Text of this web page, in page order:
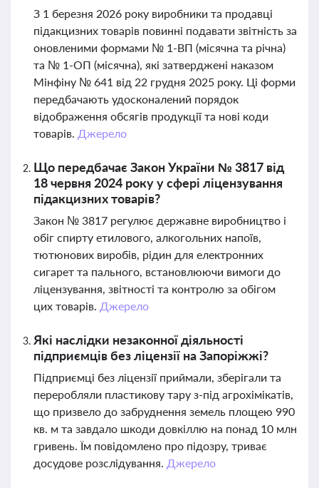
З 1 березня 2026 року виробники та продавці
підакцизних товарів повинні подавати звітність за
оновленими формами № 1-ВП (місячна та річна)
та № 1-ОП (місячна), які затверджені наказом
Мінфіну № 641 від 22 грудня 2025 року. Ці форми
передбачають удосконалений порядок
відображення обсягів продукції та нові коди
товарів. Джерело
Що передбачає Закон України № 3817 від
18 червня 2024 року у сфері ліцензування
підакцизних товарів?
Закон № 3817 регулює державне виробництво і
обіг спирту етилового, алкогольних напоїв,
тютюнових виробів, рідин для електронних
сигарет та пального, встановлюючи вимоги до
ліцензування, звітності та контролю за обігом
цих товарів. Джерело
Які наслідки незаконної діяльності
підприємців без ліцензії на Запоріжжі?
Підприємці без ліцензії приймали, зберігали та
переробляли пластикову тару з-під агрохімікатів,
що призвело до забруднення земель площею 990
кв. м та завдало шкоди довкіллю на понад 10 млн
гривень. Їм повідомлено про підозру, триває
досудове розслідування. Джерело